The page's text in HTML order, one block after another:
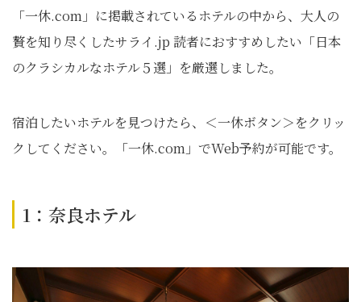
「⼀休.com」に掲載されているホテルの中から、⼤⼈の
贅を知り尽くしたサライ.jp 読者におすすめしたい「日本
のクラシカルなホテル５選」を厳選しました。
宿泊したいホテルを⾒つけたら、＜⼀休ボタン＞をクリッ
クしてください。「⼀休.com」でWeb予約が可能です。
1：奈良ホテル